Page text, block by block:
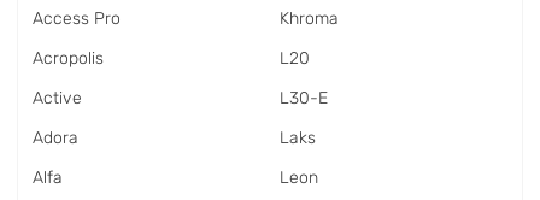
Access Pro
Acropolis
Active
Adora
Alfa
Khroma
L20
L30-E
Laks
Leon